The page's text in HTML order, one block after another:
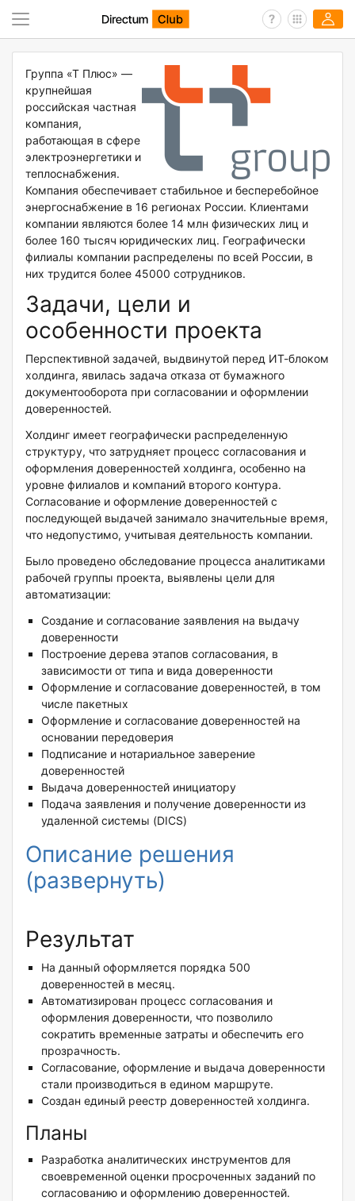
Группа «Т Плюс» —
крупнейшая
российская частная
компания,
работающая в сфере
электроэнергетики и
теплоснабжения.
Компания обеспечивает стабильное и бесперебойное
энергоснабжение в 16 регионах России. Клиентами
компании являются более 14 млн физических лиц и
более 160 тысяч юридических лиц. Географически
филиалы компании распределены по всей России, в
них трудится более 45000 сотрудников.
Задачи, цели и
особенности проекта
Перспективной задачей, выдвинутой перед ИТ-блоком
холдинга, явилась задача отказа от бумажного
документооборота при согласовании и оформлении
доверенностей.
Холдинг имеет географически распределенную
структуру, что затрудняет процесс согласования и
оформления доверенностей холдинга, особенно на
уровне филиалов и компаний второго контура.
Согласование и оформление доверенностей с
последующей выдачей занимало значительные время,
что недопустимо, учитывая деятельность компании.
Было проведено обследование процесса аналитиками
рабочей группы проекта, выявлены цели для
автоматизации:
Создание и согласование заявления на выдачу
доверенности
Построение дерева этапов согласования, в
зависимости от типа и вида доверенности
Оформление и согласование доверенностей, в том
числе пакетных
Оформление и согласование доверенностей на
основании передоверия
Подписание и нотариальное заверение
доверенностей
Выдача доверенностей инициатору
Подача заявления и получение доверенности из
удаленной системы (DICS)
Описание решения
(развернуть)
Результат
На данный оформляется порядка 500
доверенностей в месяц.
Автоматизирован процесс согласования и
оформления доверенности, что позволило
сократить временные затраты и обеспечить его
прозрачность.
Согласование, оформление и выдача доверенности
стали производиться в едином маршруте.
Создан единый реестр доверенностей холдинга.
Планы
Разработка аналитических инструментов для
своевременной оценки просроченных заданий по
согласованию и оформлению доверенностей.